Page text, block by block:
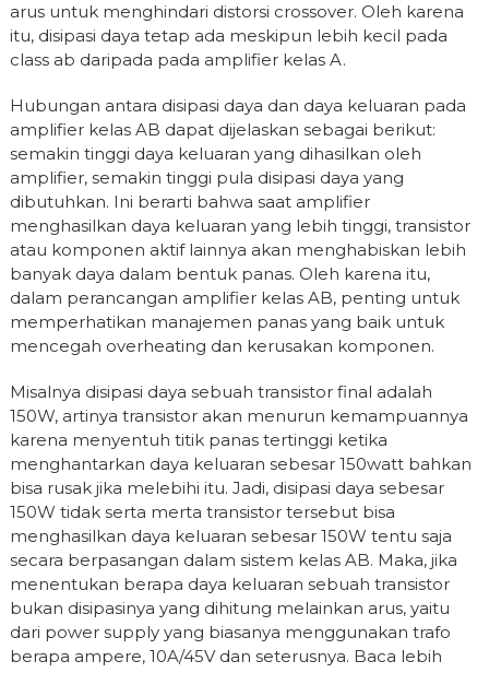
arus untuk menghindari distorsi crossover. Oleh karena
itu, disipasi daya tetap ada meskipun lebih kecil pada
class ab daripada pada amplifier kelas A.
Hubungan antara disipasi daya dan daya keluaran pada
amplifier kelas AB dapat dijelaskan sebagai berikut:
semakin tinggi daya keluaran yang dihasilkan oleh
amplifier, semakin tinggi pula disipasi daya yang
dibutuhkan. Ini berarti bahwa saat amplifier
menghasilkan daya keluaran yang lebih tinggi, transistor
atau komponen aktif lainnya akan menghabiskan lebih
banyak daya dalam bentuk panas. Oleh karena itu,
dalam perancangan amplifier kelas AB, penting untuk
memperhatikan manajemen panas yang baik untuk
mencegah overheating dan kerusakan komponen.
Misalnya disipasi daya sebuah transistor final adalah
150W, artinya transistor akan menurun kemampuannya
karena menyentuh titik panas tertinggi ketika
menghantarkan daya keluaran sebesar 150watt bahkan
bisa rusak jika melebihi itu. Jadi, disipasi daya sebesar
150W tidak serta merta transistor tersebut bisa
menghasilkan daya keluaran sebesar 150W tentu saja
secara berpasangan dalam sistem kelas AB. Maka, jika
menentukan berapa daya keluaran sebuah transistor
bukan disipasinya yang dihitung melainkan arus, yaitu
dari power supply yang biasanya menggunakan trafo
berapa ampere, 10A/45V dan seterusnya. Baca lebih